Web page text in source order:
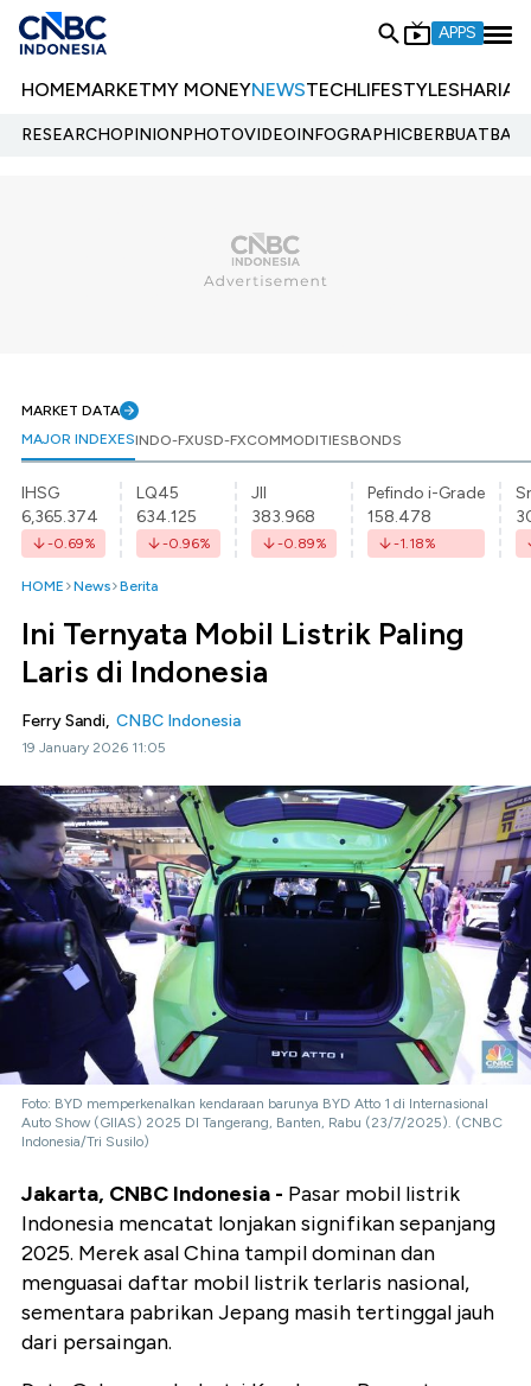
APPS
HOMEMARKETMY MONEYNEWSTECHLIFESTYLESHARIA
RESEARCHOPINIONPHOTOVIDEOINFOGRAPHIC
MARKET DATA
MAJOR INDEXESINDO-FXUSD-FXCOMMODITIESBONDS
IHSG
6,365.374
-0.69%
LQ45
634.125
-0.96%
JII
383.968
-0.89%
Pefindo i-Grade
158.478
-1.18%
HOME News Berita
Ini Ternyata Mobil Listrik Paling
Laris di Indonesia
Ferry Sandi, CNBC Indonesia
19 January 2026 11:05
Foto: BYD memperkenalkan kendaraan barunya BYD Atto 1 di Internasional
Auto Show (GIIAS) 2025 DI Tangerang, Banten, Rabu (23/7/2025). (CNBC
Indonesia/Tri Susilo)
Jakarta, CNBC Indonesia - Pasar mobil listrik
Indonesia mencatat lonjakan signifikan sepanjang
2025. Merek asal China tampil dominan dan
menguasai daftar mobil listrik terlaris nasional,
sementara pabrikan Jepang masih tertinggal jauh
dari persaingan.